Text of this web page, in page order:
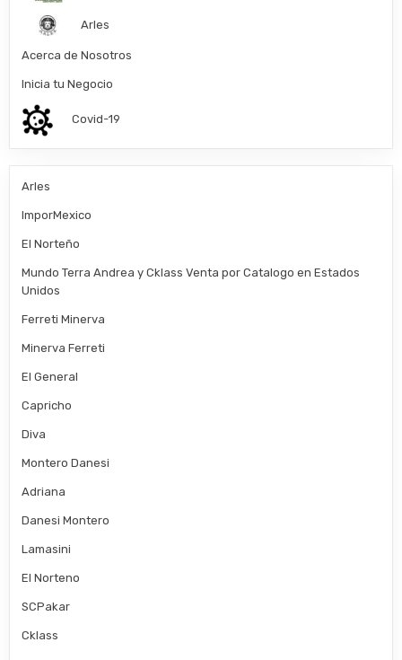
Arles
Acerca de Nosotros
Inicia tu Negocio
Covid-19
Arles
ImporMexico
El Norteño
Mundo Terra Andrea y Cklass Venta por Catalogo en Estados
Unidos
Ferreti Minerva
Minerva Ferreti
El General
Capricho
Diva
Montero Danesi
Adriana
Danesi Montero
Lamasini
El Norteno
SCPakar
Cklass